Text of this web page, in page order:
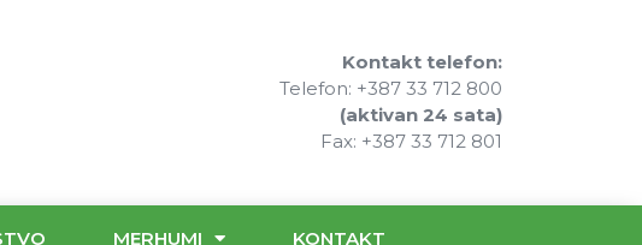
Kontakt telefon:
Telefon: +387 33 712 800
(aktivan 24 sata)
Fax: +387 33 712 801
MERHUMI KONTAKT